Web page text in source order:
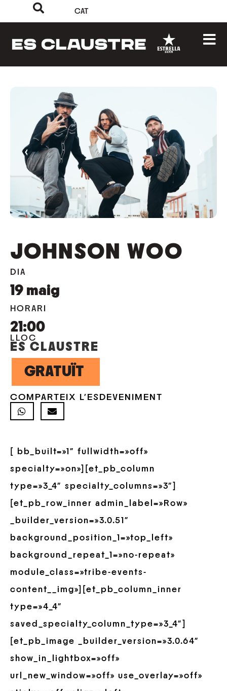
CAT
‹
JOHNSON WOO
DIA
19 maig
HORARI
21:00
LLOC
ES CLAUSTRE
GRATUÏT
COMPARTEIX L'ESDEVENIMENT
[ bb_built=»1″ fullwidth=»off»
specialty=»on»][et_pb_column
type=»3_4″ specialty_columns=»3″]
[et_pb_row_inner admin_label=»Row»
_builder_version=»3.0.51″
background_position_1=»top_left»
background_repeat_1=»no-repeat»
module_class=»tribe-events-
content__img»][et_pb_column_inner
type=»4_4″
saved_specialty_column_type=»3_4″]
[et_pb_image _builder_version=»3.0.64″
show_in_lightbox=»off»
url_new_window=»off» use_overlay=»off»